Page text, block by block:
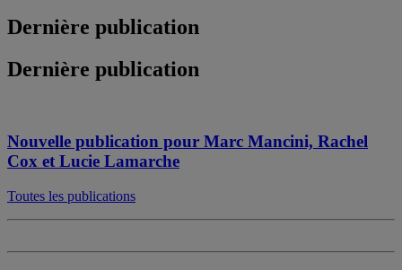
Dernière publication
Dernière publication
Nouvelle publication pour Marc Mancini, Rachel
Cox et Lucie Lamarche
Toutes les publications